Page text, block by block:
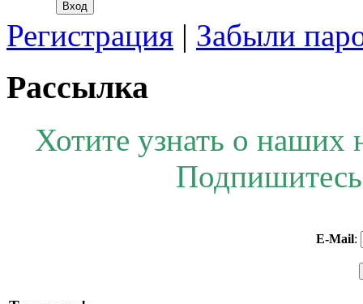
Регистрация | Забыли
Рассылка
Хотите узнать о наших
E-Mail: